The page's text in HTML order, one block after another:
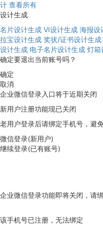
计 查看所有
设计生成
名片设计生成 VI设计生成 海报设
拉宝设计生成 奖状/证书设计生成
设计生成 电子名片设计生成 灯箱
确定要退出当前账号吗？
确定
取消
企业微信登录入口将于近期关闭
新用户注册功能现已关闭
老用户登录后请绑定手机号，避
微信登录(新用户)
继续登录(已有账号)
企业微信登录功能即将关闭，请
该手机号已注册，无法绑定